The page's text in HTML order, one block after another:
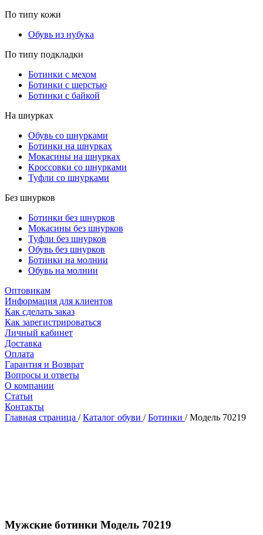
По типу кожи
Обувь из нубука
По типу подкладки
Ботинки с мехом
Ботинки с шерстью
Ботинки с байкой
На шнурках
Обувь со шнурками
Ботинки на шнурках
Мокасины на шнурках
Кроссовки со шнурками
Туфли со шнурками
Без шнурков
Ботинки без шнурков
Мокасины без шнурков
Туфли без шнурков
Обувь без шнурков
Ботинки на молнии
Обувь на молнии
Оптовикам
Информация для клиентов
Как сделать заказ
Как зарегистрироваться
Личный кабинет
Доставка
Оплата
Гарантия и Возврат
Вопросы и ответы
О компании
Статьи
Контакты
Главная страница / Каталог обуви / Ботинки /Модель 70219
Мужские ботинки Модель 70219